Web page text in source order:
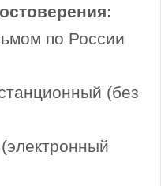
по России
(без